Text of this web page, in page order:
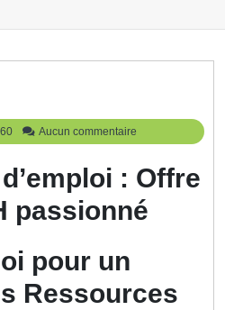
training360
Aucun commentaire
: Offre
passionné
pour un
Ressources